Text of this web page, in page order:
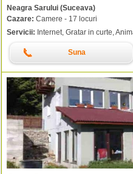
Neagra Sarului (Suceava)
Cazare: Camere - 17 locuri
Servicii: Internet, Gratar in curte,
Suna